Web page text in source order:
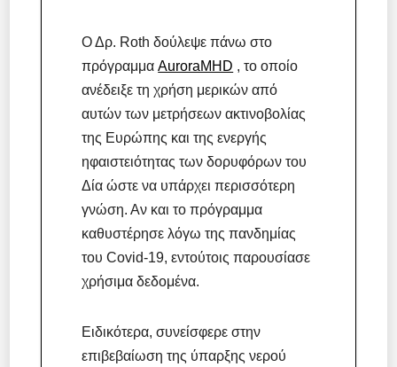
Ο Δρ. Roth δούλεψε πάνω στο
πρόγραμμαAuroraMHD , το οποίο
ανέδειξε τη χρήση μερικών από
αυτών των μετρήσεων ακτινοβολίας
της Ευρώπης και της ενεργής
ηφαιστειότητας των δορυφόρων του
Δία ώστε να υπάρχει περισσότερη
γνώση. Αν και το πρόγραμμα
καθυστέρησε λόγω της πανδημίας
του Covid-19, εντούτοις παρουσίασε
χρήσιμα δεδομένα.
Ειδικότερα, συνείσφερε στην
επιβεβαίωση της ύπαρξης νερού